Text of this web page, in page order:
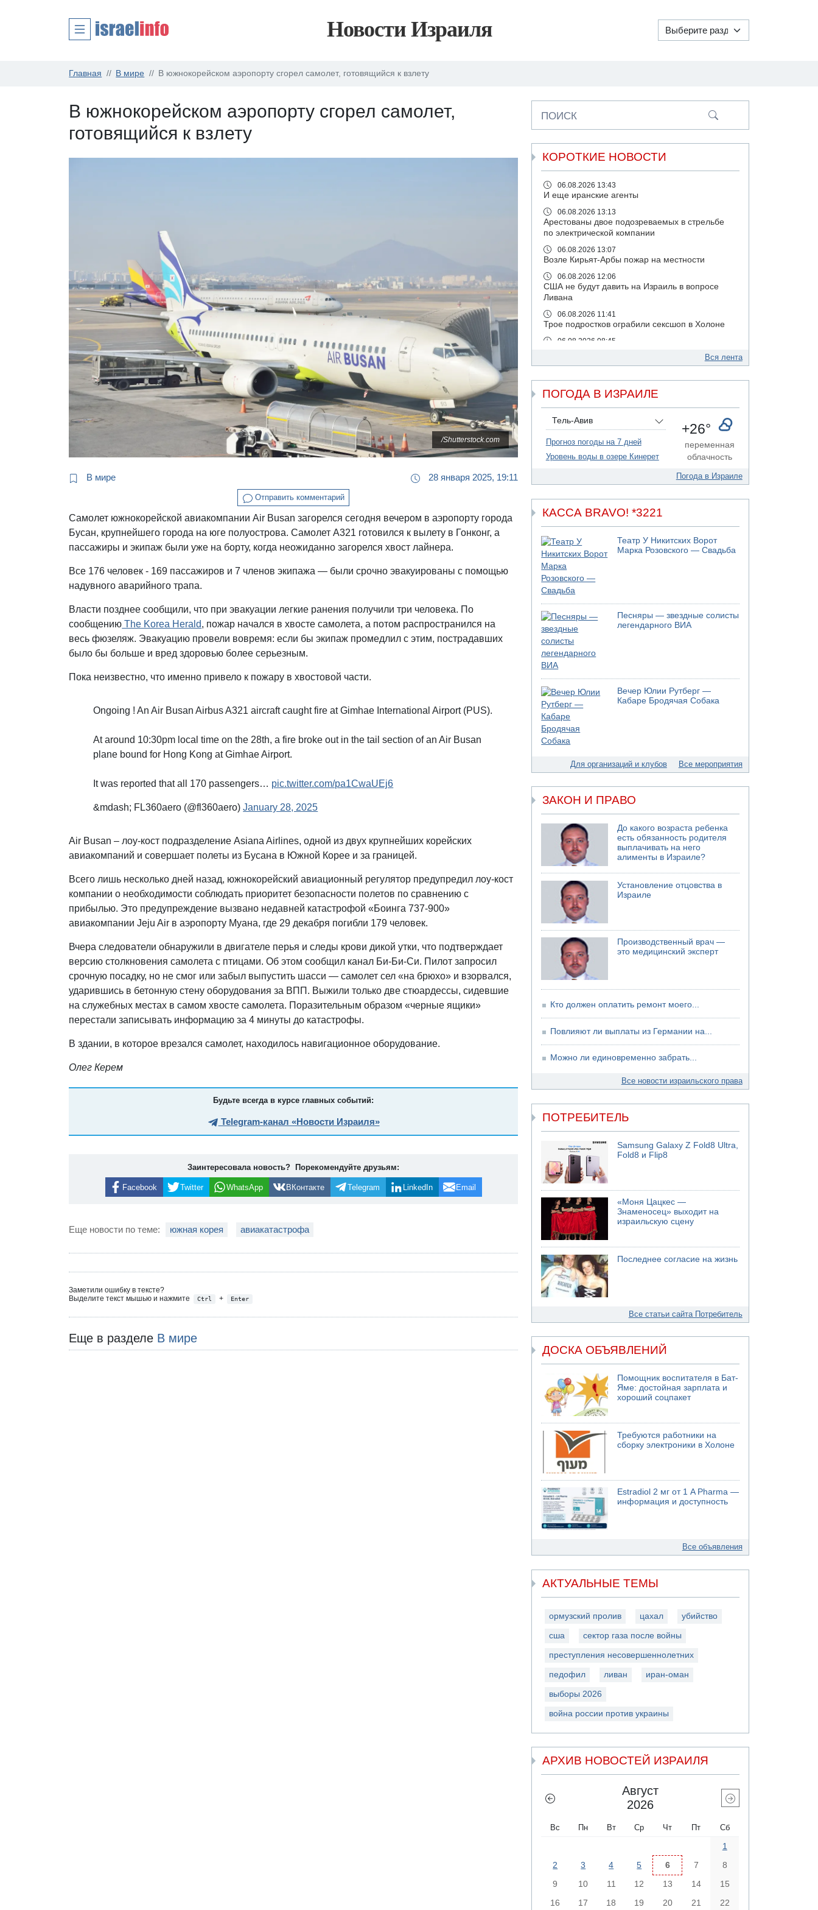
Новости Израиля
Главная В мире В южнокорейском аэропорту сгорел самолет, готовящийся к взлету
В южнокорейском аэропорту сгорел самолет,
готовящийся к взлету
/Shutterstock.com
В мире 28 января 2025, 19:11
Отправить комментарий
Самолет южнокорейской авиакомпании Air Busan загорелся сегодня вечером в аэропорту города
Бусан, крупнейшего города на юге полуострова. Самолет A321 готовился к вылету в Гонконг, а
пассажиры и экипаж были уже на борту, когда неожиданно загорелся хвост лайнера.
Все 176 человек - 169 пассажиров и 7 членов экипажа — были срочно эвакуированы с помощью
надувного аварийного трапа.
Власти позднее сообщили, что при эвакуации легкие ранения получили три человека. По
сообщению The Korea Herald, пожар начался в хвосте самолета, а потом распространился на
весь фюзеляж. Эвакуацию провели вовремя: если бы экипаж промедлил с этим, пострадавших
было бы больше и вред здоровью более серьезным.
Пока неизвестно, что именно привело к пожару в хвостовой части.
Ongoing ! An Air Busan Airbus A321 aircraft caught fire at Gimhae International Airport (PUS).
At around 10:30pm local time on the 28th, a fire broke out in the tail section of an Air Busan
plane bound for Hong Kong at Gimhae Airport.
It was reported that all 170 passengers… pic.twitter.com/pa1CwaUEj6
&mdash; FL360aero (@fl360aero)January 28, 2025
Air Busan – лоу-кост подразделение Asiana Airlines, одной из двух крупнейших корейских
авиакомпаний и совершает полеты из Бусана в Южной Корее и за границей.
Всего лишь несколько дней назад, южнокорейский авиационный регулятор предупредил лоу-кост
компании о необходимости соблюдать приоритет безопасности полетов по сравнению с
прибылью. Это предупреждение вызвано недавней катастрофой «Боинга 737-900»
авиакомпании Jeju Air в аэропорту Муана, где 29 декабря погибли 179 человек.
Вчера следователи обнаружили в двигателе перья и следы крови дикой утки, что подтверждает
версию столкновения самолета с птицами. Об этом сообщил канал Би-Би-Си. Пилот запросил
срочную посадку, но не смог или забыл выпустить шасси — самолет сел «на брюхо» и взорвался,
ударившись в бетонную стену оборудования за ВПП. Выжили только две стюардессы, сидевшие
на служебных местах в самом хвосте самолета. Поразительным образом «черные ящики»
перестали записывать информацию за 4 минуты до катастрофы.
В здании, в которое врезался самолет, находилось навигационное оборудование.
Олег Керем
Будьте всегда в курсе главных событий:
Telegram-канал «Новости Израиля»
Заинтересовала новость? Порекомендуйте друзьям:
Facebook Twitter WhatsApp ВКонтакте Telegram LinkedIn Email
Еще новости по теме: южная корея авиакатастрофа
Заметили ошибку в тексте?
Выделите текст мышью и нажмите
Ctrl + Enter
Еще в разделе В мире
ПОИСК
КОРОТКИЕ НОВОСТИ
06.08.2026 13:43
И еще иранские агенты
06.08.2026 13:13
Арестованы двое подозреваемых в стрельбе
по электрической компании
06.08.2026 13:07
Возле Кирьят-Арбы пожар на местности
06.08.2026 12:06
США не будут давить на Израиль в вопросе
Ливана
06.08.2026 11:41
Трое подростков ограбили сексшоп в Холоне
06.08.2026 08:45
06.08.2026 08:11
Украинская атака на российский НПЗ
05.08.2026 18:30
противоракетной обороны "Хец"
05.08.2026 18:28
МАДА призывает израильтян срочно сдавать
кровь
Бывший посол Израиля в ООН Гилад Эрдан
политической партии
05.08.2026 13:49
На севере Израиля на берег выбросило тело
05.08.2026 13:32
В России горят новые склады
05.08.2026 10:19
Хуситы сообщают об атаке по Саудовскому
танкеру
Левые активисты пытались ворваться в офис
"Религиозного сионизма"
В Дубае поднимается дым над портом
Еще один меморандум для Ирана
Вся лента
ПОГОДА В ИЗРАИЛЕ
Тель-Авив
Прогноз погоды на 7 дней
Уровень воды в озере Кинерет
+26°
переменная
облачность
Погода в Израиле
КАССА BRAVO! *3221
Театр У Никитских Ворот
Марка Розовского — Свадьба
Песняры — звездные солисты
легендарного ВИА
Вечер Юлии Рутберг —
Кабаре Бродячая Собака
Для организаций и клубов Все мероприятия
ЗАКОН И ПРАВО
До какого возраста ребенка
есть обязанность родителя
выплачивать на него
алименты в Израиле?
Установление отцовства в
Израиле
Производственный врач —
это медицинский эксперт
Кто должен оплатить ремонт моего...
Повлияют ли выплаты из Германии на...
Можно ли единовременно забрать...
Все новости израильского права
ПОТРЕБИТЕЛЬ
Samsung Galaxy Z Fold8 Ultra,
Fold8 и Flip8
«Моня Цацкес —
Знаменосец» выходит на
израильскую сцену
Последнее согласие на жизнь
Все статьи сайта Потребитель
ДОСКА ОБЪЯВЛЕНИЙ
Помощник воспитателя в Бат-
Яме: достойная зарплата и
хороший соцпакет
Требуются работники на
сборку электроники в Холоне
Estradiol 2 мг от 1 A Pharma —
информация и доступность
Все объявления
АКТУАЛЬНЫЕ ТЕМЫ
ормузский пролив цахал убийство
сша сектор газа после войны
преступления несовершеннолетних
педофил ливан иран-оман
выборы 2026
война россии против украины
АРХИВ НОВОСТЕЙ ИЗРАИЛЯ
Август
2026
Вс Пн Вт Ср Чт Пт Сб
1
2
3 4 5 6 7
8
9
10 11 12 13 14
15
16
17 18 19 20 21 22